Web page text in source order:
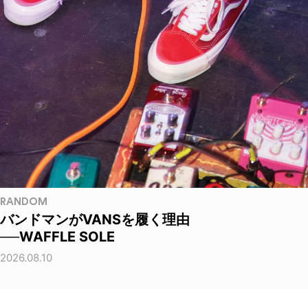
RANDOM
バンドマンがVANSを履く理由
──WAFFLE SOLE
2026.08.10